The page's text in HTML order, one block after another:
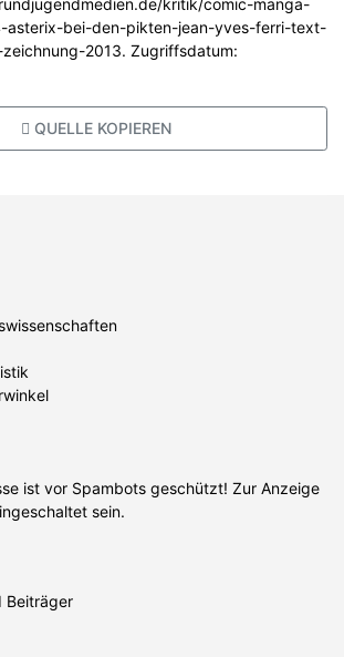
kritik/comic-manga-
asterix-bei-den-pikten-jean-yves-ferri-text-
2013. Zugriffsdatum:
QUELLE KOPIEREN
ist vor Spambots geschützt! Zur Anzeige
sein.
Beiträger